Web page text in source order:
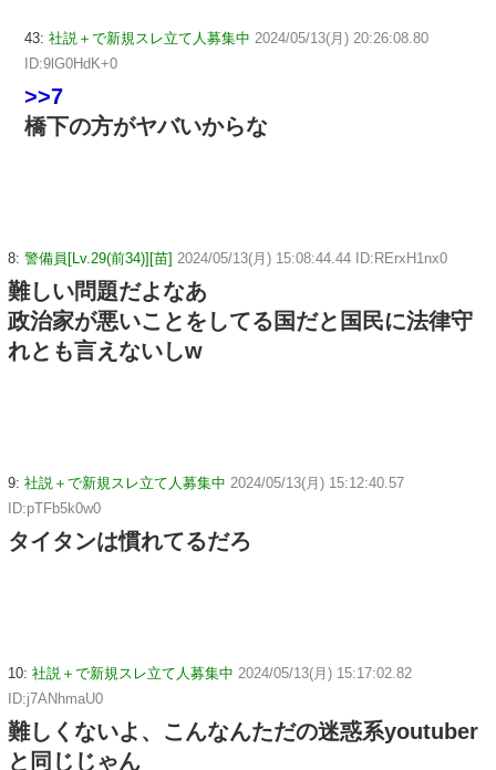
43: 社説＋で新規スレ立て人募集中 2024/05/13(月) 20:26:08.80
ID:9lG0HdK+0
>>7
橋下の方がヤバいからな
8: 警備員[Lv.29(前34)][苗] 2024/05/13(月) 15:08:44.44 ID:RErxH1nx0
難しい問題だよなあ
政治家が悪いことをしてる国だと国民に法律守
れとも言えないしw
9: 社説＋で新規スレ立て人募集中 2024/05/13(月) 15:12:40.57
ID:pTFb5k0w0
タイタンは慣れてるだろ
10: 社説＋で新規スレ立て人募集中 2024/05/13(月) 15:17:02.82
ID:j7ANhmaU0
難しくないよ、こんなんただの迷惑系youtuber
と同じじゃん